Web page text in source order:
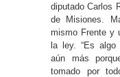
diputado Carlos
de Misiones.
mismo Frente y
la ley. “Es algo
aún más
tomado por